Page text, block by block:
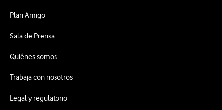
Plan Amigo
Sala de Prensa
Quiénes somos
Trabaja con nosotros
Legal y regulatorio